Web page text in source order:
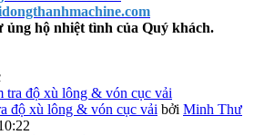
ủng hộ nhiệt tình của Quý khách.
độ xù lông & vón cục vải bởi Minh Thư